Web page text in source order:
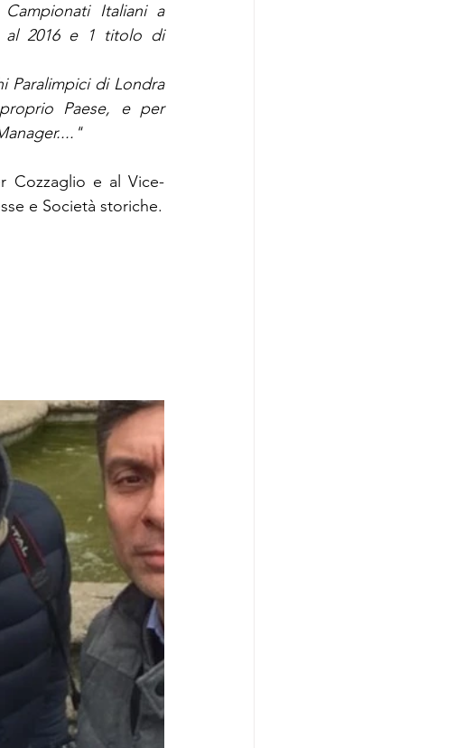
Italiani a
al 2016 e 1 titolo di
Paralimpici di Londra
Paese, e per
Cozzaglio e al Vice-
e Società storiche.